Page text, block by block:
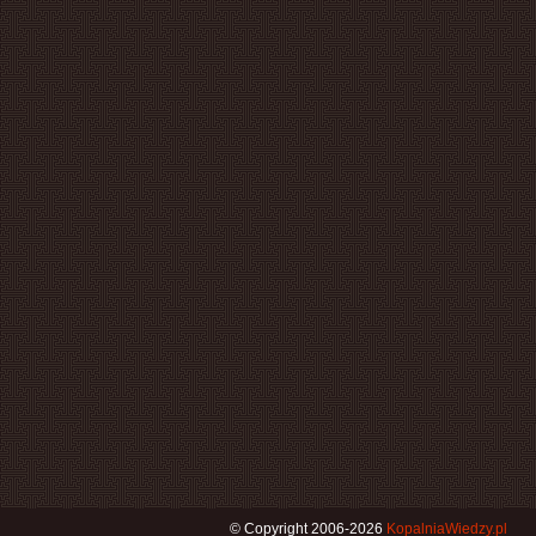
© Copyright 2006-2026 KopalniaWiedzy.pl